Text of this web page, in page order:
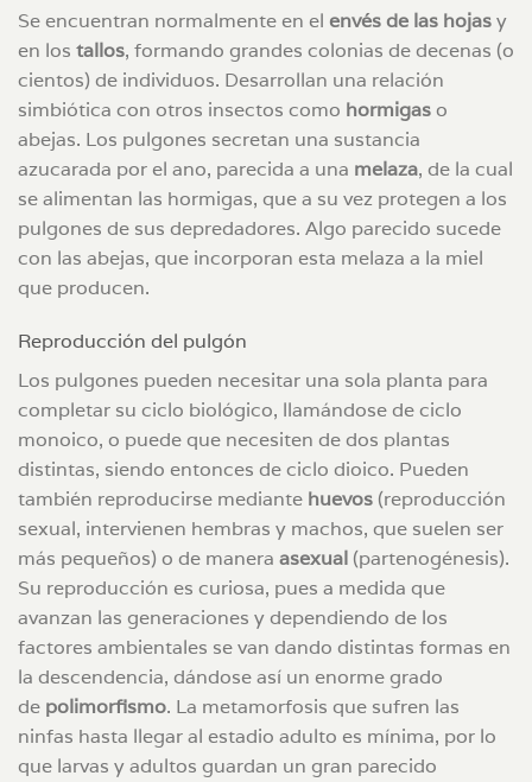
Se encuentran normalmente en el envés de las hojasy
en los tallos, formando grandes colonias de decenas (o
cientos) de individuos. Desarrollan una relación
simbiótica con otros insectos como hormigaso
abejas. Los pulgones secretan una sustancia
azucarada por el ano, parecida a una melaza, de la cual
se alimentan las hormigas, que a su vez protegen a los
pulgones de sus depredadores. Algo parecido sucede
con las abejas, que incorporan esta melaza a la miel
que producen.
Reproducción del pulgón
Los pulgones pueden necesitar una sola planta para
completar su ciclo biológico, llamándose de ciclo
monoico, o puede que necesiten de dos plantas
distintas, siendo entonces de ciclo dioico. Pueden
también reproducirse mediante huevos (reproducción
sexual, intervienen hembras y machos, que suelen ser
más pequeños) o de manera asexual (partenogénesis).
Su reproducción es curiosa, pues a medida que
avanzan las generaciones y dependiendo de los
factores ambientales se van dando distintas formas en
la descendencia, dándose así un enorme grado
de polimorfismo. La metamorfosis que sufren las
ninfas hasta llegar al estadio adulto es mínima, por lo
que larvas y adultos guardan un gran parecido